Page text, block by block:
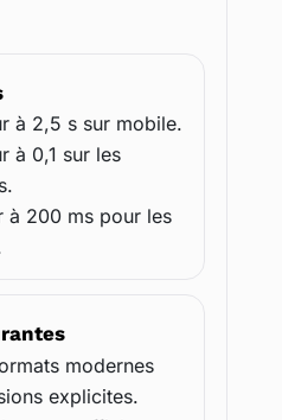
à 2,5 s sur mobile.
à 0,1 sur les
à 200 ms pour les
modernes
explicites.